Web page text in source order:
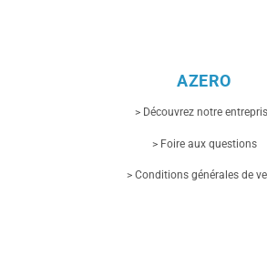
AZERO
> Découvrez notre
> Foire aux questions
> Conditions générales de